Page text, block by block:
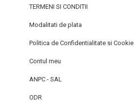
TERMENI SI CONDITII
Modalitati de plata
Politica de Confidentialitate si Cookie
Contul meu
ANPC - SAL
ODR